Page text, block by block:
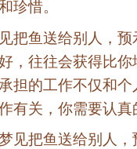
珍惜。
把鱼送给别人，预
，往往会获得比你
担的工作不仅和
有关，你需要认真
见把鱼送给别人